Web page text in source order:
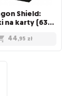
Shield:
Koszulki na karty (63x88 mm) "Standard Size" Non-Glare, 100 sztuk, Clear
44,95 zł